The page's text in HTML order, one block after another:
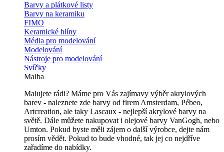
Barvy a plátkové listy
Barvy na keramiku
FIMO
Keramické hlíny
Média pro modelování
Modelování
Nástroje pro modelování
Svíčky
Malba
Malujete rádi? Máme pro Vás zajímavy výběr akrylových
barev - naleznete zde barvy od firem Amsterdam, Pébeo,
Artcreation, ale taky Lascaux - nejlepší akrylové barvy na
světě. Dále můžete nakupovat i olejové barvy VanGogh, nebo
Umton. Pokud byste měli zájem o další výrobce, dejte nám
prosím vědět. Pokud to bude vhodné, tak jej co nejdříve
zařadíme do nabídky.